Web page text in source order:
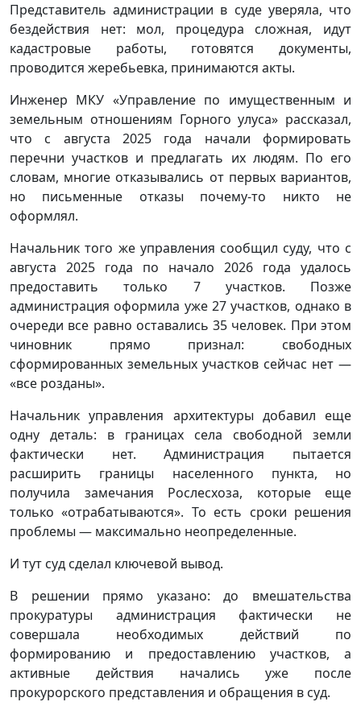
Представитель администрации в суде уверяла, что
бездействия нет: мол, процедура сложная, идут
кадастровые работы, готовятся документы,
проводится жеребьевка, принимаются акты.
Инженер МКУ «Управление по имущественным и
земельным отношениям Горного улуса» рассказал,
что с августа 2025 года начали формировать
перечни участков и предлагать их людям. По его
словам, многие отказывались от первых вариантов,
но письменные отказы почему-то никто не
оформлял.
Начальник того же управления сообщил суду, что с
августа 2025 года по начало 2026 года удалось
предоставить только 7 участков. Позже
администрация оформила уже 27 участков, однако в
очереди все равно оставались 35 человек. При этом
чиновник прямо признал: свободных
сформированных земельных участков сейчас нет —
«все розданы».
Начальник управления архитектуры добавил еще
одну деталь: в границах села свободной земли
фактически нет. Администрация пытается
расширить границы населенного пункта, но
получила замечания Рослесхоза, которые еще
только «отрабатываются». То есть сроки решения
проблемы — максимально неопределенные.
И тут суд сделал ключевой вывод.
В решении прямо указано: до вмешательства
прокуратуры администрация фактически не
совершала необходимых действий по
формированию и предоставлению участков, а
активные действия начались уже после
прокурорского представления и обращения в суд.